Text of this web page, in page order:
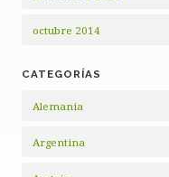
octubre 2014
CATEGORÍAS
Alemania
Argentina